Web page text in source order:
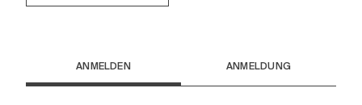
ANMELDEN ANMELDUNG